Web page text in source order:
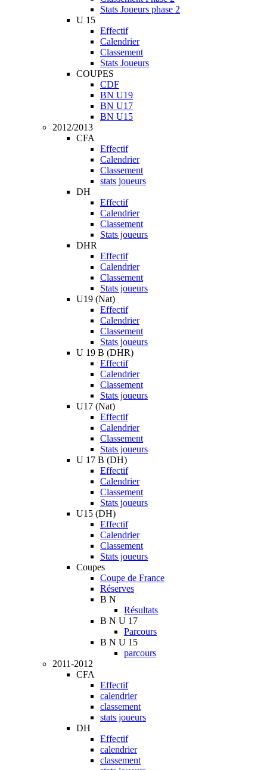
Stats Joueurs phase 2
U 15
Effectif
Calendrier
Classement
Stats Joueurs
COUPES
CDF
BN U19
BN U17
BN U15
2012/2013
CFA
Effectif
Calendrier
Classement
stats joueurs
DH
Effectif
Calendrier
Classement
Stats joueurs
DHR
Effectif
Calendrier
Classement
Stats joueurs
U19 (Nat)
Effectif
Calendrier
Classement
Stats joueurs
U 19 B (DHR)
Effectif
Calendrier
Classement
Stats joueurs
U17 (Nat)
Effectif
Calendrier
Classement
Stats joueurs
U 17 B (DH)
Effectif
Calendrier
Classement
Stats joueurs
U15 (DH)
Effectif
Calendrier
Classement
Stats joueurs
Coupes
Coupe de France
Réserves
B N
Résultats
B N U 17
Parcours
B N U 15
parcours
2011-2012
CFA
Effectif
calendrier
classement
stats joueurs
DH
Effectif
calendrier
classement